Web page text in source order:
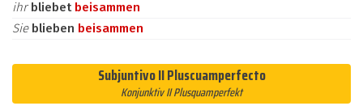
ihrbliebet beisammen
Sie blieben beisammen
Subjuntivo II Pluscuamperfecto
Konjunktiv II Plusquamperfekt